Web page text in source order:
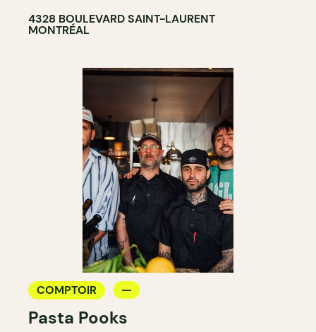
4328 BOULEVARD SAINT-LAURENT
MONTRÉAL
COMPTOIR
Pasta Pooks